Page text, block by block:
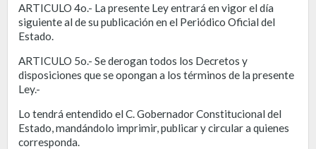
ARTICULO 4o.- La presente Ley entrará en vigor el día
siguiente al de su publicación en el Periódico Oficial del
Estado.
ARTICULO 5o.- Se derogan todos los Decretos y
disposiciones que se opongan a los términos de la presente
Ley.-
Lo tendrá entendido el C. Gobernador Constitucional del
Estado, mandándolo imprimir, publicar y circular a quienes
corresponda.